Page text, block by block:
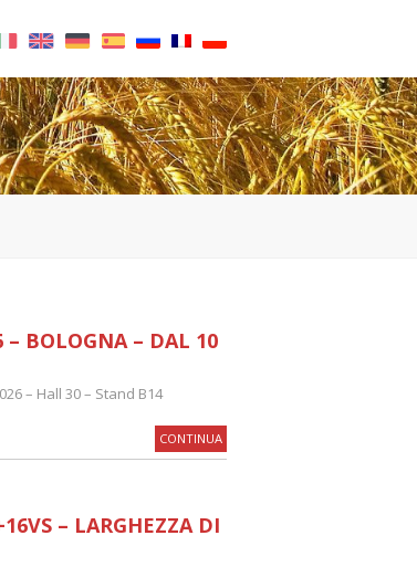
– BOLOGNA – DAL 10
– Hall 30 – Stand B14
CONTINUA
– LARGHEZZA DI